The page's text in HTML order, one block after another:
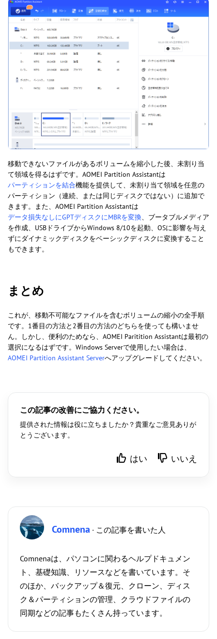
移動できないファイルがあるボリュームを縮小した後、未割り当
て領域を得るはずです。AOMEI Partition Assistantは
パーティションを結合機能を提供して、未割り当て領域を任意の
パーティション（連続、または同じディスクではない）に追加で
きます。また、AOMEI Partition Assistantは
データ損失なしにGPTディスクにMBRを変換、ブータブルメディア
を作成、USBドライブからWindows 8/10を起動、OSに影響を与え
ずにダイナミックディスクをベーシックディスクに変換すること
もできます。
まとめ
これが、移動不可能なファイルを含むボリュームの縮小の全手順
です。1番目の方法と2番目の方法のどちらを使っても構いませ
ん。しかし、便利のためなら、AOMEI Paritition Assistantは最初の
選択になるはずです。Windows Serverで使用したい場合は、
AOMEI Partition Assistant Serverへアップグレードしてください。
この記事の改善にご協力ください。
提供された情報は役に立ちましたか？貴重なご意見ありが
とうございます。
はい いいえ
Comnena · この記事を書いた人
Comnenaは、パソコンに関わるヘルプドキュメン
ト、基礎知識、リソースなどを書いています。そ
のほか、バックアップ＆復元、クローン、ディス
ク＆パーティションの管理、クラウドファイルの
同期などの記事もたくさん持っています。